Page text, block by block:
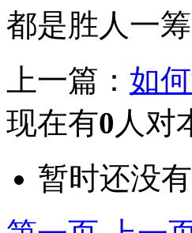
都是胜人一筹
上一篇： 如
现在有0 人对
暂时还没